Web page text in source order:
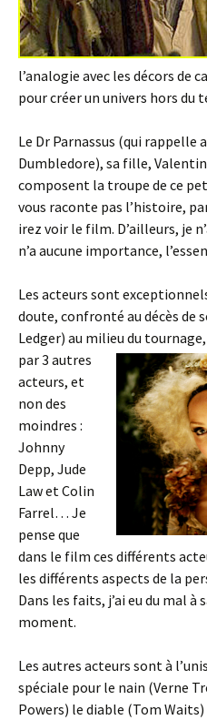
l’analogie avec les décors de
pour créer un univers hors du
Le Dr Parnassus (qui rappelle
Dumbledore), sa fille,
composent la troupe de ce
vous raconte pas l’histoire,
irez voir le film. D’ailleurs, je
n’a aucune importance,
Les acteurs sont
doute, confronté au décès de
Ledger) au milieu du
par 3 autres
acteurs, et
non des
moindres :
Johnny
Depp, Jude
Law et Colin
Farrel… Je
pense que
dans le film ces différents
les différents aspects de la
Dans les faits, j’ai eu du mal
moment.
Les autres acteurs sont à
spéciale pour le nain (Verne
Powers) le diable (Tom